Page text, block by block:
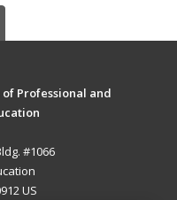
Professional and
#1066
US